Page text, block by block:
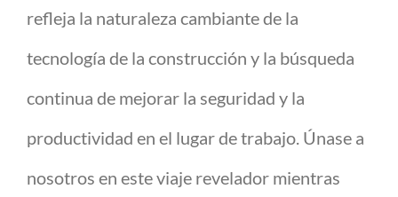
refleja la naturaleza cambiante de la
tecnología de la construcción y la búsqueda
continua de mejorar la seguridad y la
productividad en el lugar de trabajo. Únase a
nosotros en este viaje revelador mientras